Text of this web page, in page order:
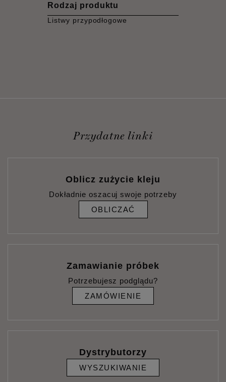
Rodzaj produktu
Listwy przypodłogowe
Przydatne linki
Oblicz zużycie kleju
Dokładnie oszacuj swoje potrzeby
OBLICZAĆ
Zamawianie próbek
Potrzebujesz podglądu?
ZAMÓWIENIE
Dystrybutorzy
WYSZUKIWANIE